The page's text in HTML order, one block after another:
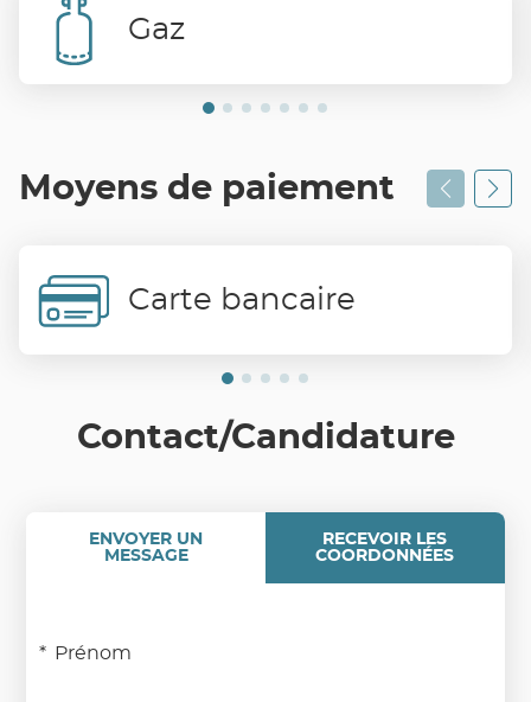
Gaz
Moyens de paiement
Carte bancaire
Contact/Candidature
ENVOYER UN
MESSAGE
RECEVOIR LES
COORDONNÉES
Prénom